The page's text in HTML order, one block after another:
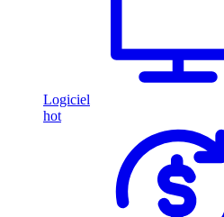
Logiciel
hot